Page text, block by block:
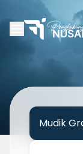
Mudik